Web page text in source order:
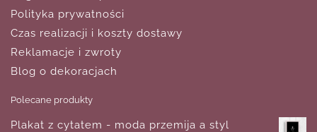
Polityka prywatności
Czas realizacji i koszty dostawy
Reklamacje i zwroty
Blog o dekoracjach
Polecane produkty
Plakat z cytatem - moda przemija a styl